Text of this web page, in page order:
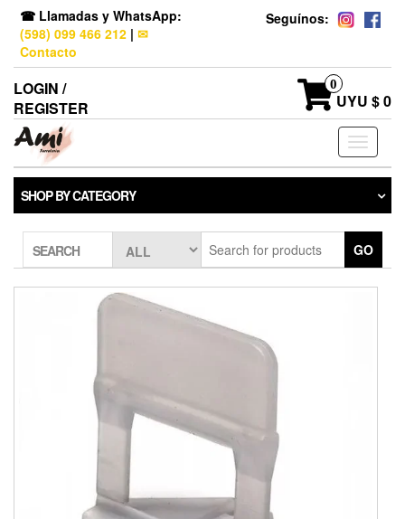
☎ Llamadas y WhatsApp:
(598) 099 466 212 | ✉
Contacto
Seguínos:
LOGIN /
REGISTER
0
UYU $ 0
Toggle
SHOP BY CATEGORY
SEARCH GO